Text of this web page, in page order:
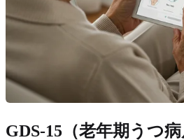
GDS-15（老年期うつ